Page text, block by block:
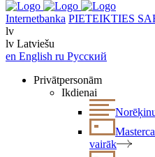
Internetbanka PIETEIKTIES
lv
lv Latviešu
en English ru Русский
Privātpersonām
Ikdienai
vairāk